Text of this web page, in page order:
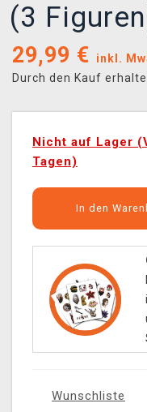
(3
29,99 €
inkl.
Durch den Kauf
Nicht auf Lager
Tagen)
In den
Wunschliste